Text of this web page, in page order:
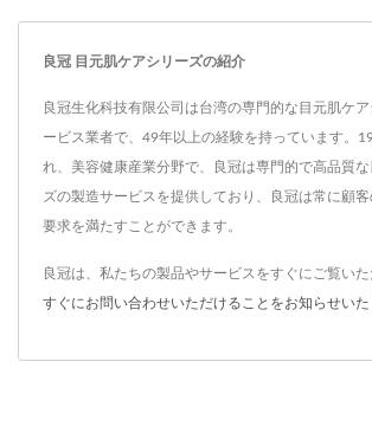
良冠 目元肌ケアシリーズの紹介
良冠生化科技有限公司は台湾の専門的な目元肌ケ
ービス業者で、49年以上の経験を持っています。
れ、美容健康産業分野で、良冠は専門的で高品質
ズの製造サービスを提供しており、良冠は常に顧
要求を満たすことができます。
良冠は、私たちの製品やサービスをすぐにご覧いた
すぐにお問い合わせいただけることをお知らせいた